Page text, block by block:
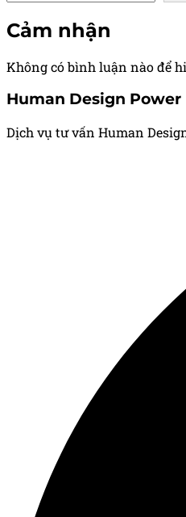
Cảm nhận
Không có bình luận nào để
Human Design Power
Dịch vụ tư vấn Human